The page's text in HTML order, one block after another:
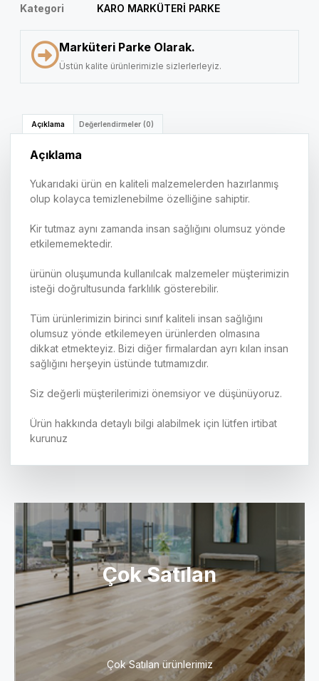
Kategori
KARO MARKÜTERİ PARKE
Marküteri Parke Olarak.
Üstün kalite ürünlerimizle sizlerlerleyiz.
Açıklama Değerlendirmeler (0)
Açıklama
Yukarıdaki ürün en kaliteli malzemelerden hazırlanmış
olup kolayca temizlenebilme özelliğine sahiptir.
Kir tutmaz aynı zamanda insan sağlığını olumsuz yönde
etkilememektedir.
ürünün oluşumunda kullanılcak malzemeler müşterimizin
isteği doğrultusunda farklılık gösterebilir.
Tüm ürünlerimizin birinci sınıf kaliteli insan sağlığını
olumsuz yönde etkilemeyen ürünlerden olmasına
dikkat etmekteyiz. Bizi diğer firmalardan ayrı kılan insan
sağlığını herşeyin üstünde tutmamızdır.
Siz değerli müşterilerimizi önemsiyor ve düşünüyoruz.
Ürün hakkında detaylı bilgi alabilmek için lütfen irtibat
kurunuz
Çok Satılan
Çok Satılan ürünlerimiz